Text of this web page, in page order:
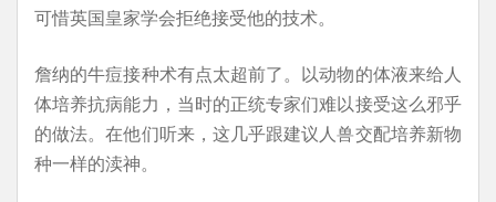
可惜英国皇家学会拒绝接受他的技术。
詹纳的牛痘接种术有点太超前了。以动物的体液来给人
体培养抗病能力，当时的正统专家们难以接受这么邪乎
的做法。在他们听来，这几乎跟建议人兽交配培养新物
种一样的渎神。